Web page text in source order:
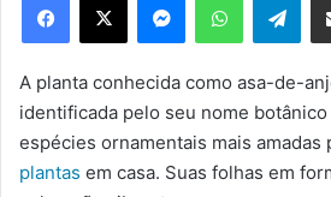
m
e
-
m
a
A planta conhecida como asa-de-
identificada pelo seu nome botânico
espécies ornamentais mais amadas
plantas em casa. Suas folhas em